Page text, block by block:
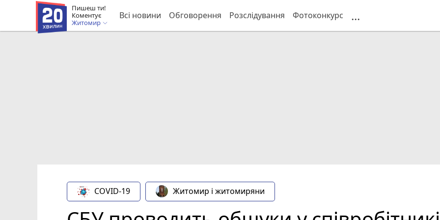
Пишеш ти!
Коментує
Житомир
Всі новини Обговорення Розслідування Фотоконкурс ...
COVID-19 Житомир і житомиряни